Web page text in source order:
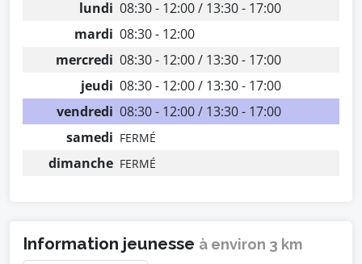
lundi 08:30 - 12:00 / 13:30 - 17:00
mardi 08:30 - 12:00
mercredi 08:30 - 12:00 / 13:30 - 17:00
jeudi 08:30 - 12:00 / 13:30 - 17:00
vendredi 08:30 - 12:00 / 13:30 - 17:00
samedi FERMÉ
dimanche FERMÉ
Information jeunesse à environ 3 km